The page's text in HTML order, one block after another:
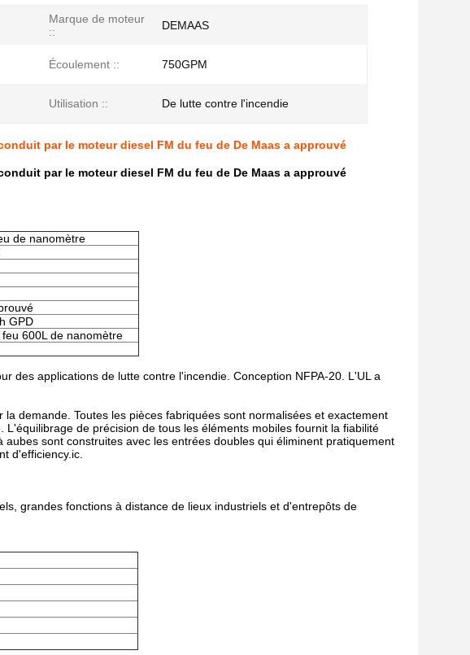
Marque de moteur
::
DEMAAS
Écoulement :: 750GPM
Utilisation :: De lutte contre l'incendie
par le moteur diesel FM du feu de De Maas a approuvé
par le moteur diesel FM du feu de De Maas a approuvé
de nanomètre
GPD
600L de nanomètre
des applications de lutte contre l'incendie. Conception NFPA-20. L'UL a
demande. Toutes les pièces fabriquées sont normalisées et exactement
de précision de tous les éléments mobiles fournit la fiabilité
sont construites avec les entrées doubles qui éliminent pratiquement
d'efficiency.ic.
grandes fonctions à distance de lieux industriels et d'entrepôts de